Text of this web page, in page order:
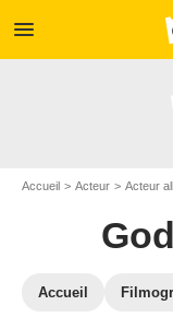
menu
Accueil Acteur Acteur
Accueil